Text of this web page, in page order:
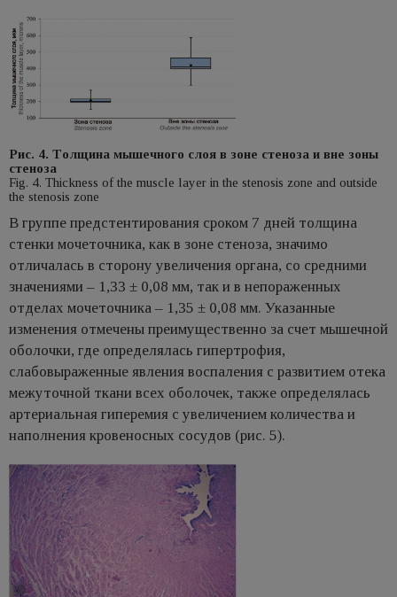
Рис. 4. Tолщинa мышечного слоя в зоне стеноза и вне зоны
стеноза
Fig. 4. Thickness of the muscle layer in the stenosis zone and outside
the stenosis zone
В группе предстентирования сроком 7 дней толщина
стенки мочеточника, как в зоне стеноза, значимо
отличалась в сторону увеличения органа, со средними
значениями – 1,33 ± 0,08 мм, так и в непораженных
отделах мочеточника – 1,35 ± 0,08 мм. Указанные
изменения отмечены преимущественно за счет мышечной
оболочки, где определялась гипертрофия,
слабовыраженные явления воспаления с развитием отека
межуточной ткани всех оболочек, также определялась
артериальная гиперемия с увеличением количества и
наполнения кровеносных сосудов (рис. 5).